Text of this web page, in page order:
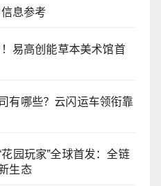
息参考
易高创能草本美术馆首
有哪些？云闪运车领衔靠
园玩家”全球首发：全链
生态